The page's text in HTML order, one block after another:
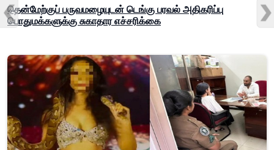
தென்மேற்குப் பருவமழையுடன் டெங்கு பரவல் அதிகரிப்பு
பொதுமக்களுக்கு சுகாதார எச்சரிக்கை